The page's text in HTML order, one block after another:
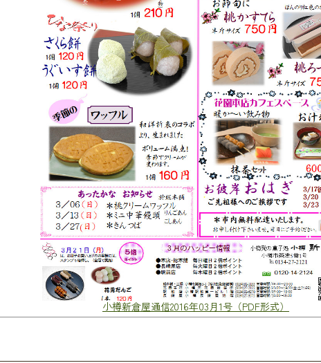
小樽新倉屋通信2016年03月1号（PDF形式）